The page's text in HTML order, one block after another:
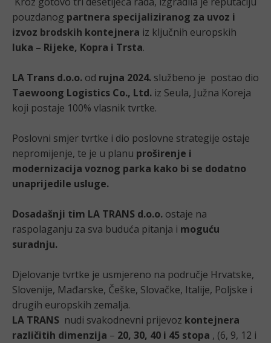
pouzdanog partnera specijaliziranog za uvoz i
izvoz brodskih kontejnera iz ključnih europskih
luka – Rijeke, Kopra i Trsta.
LA Trans d.o.o. od rujna 2024. službeno je postao dio
Taewoong Logistics Co., Ltd. iz Seula, Južna Koreja
koji postaje 100% vlasnik tvrtke.
Poslovni smjer tvrtke i dio poslovne strategije ostaje
nepromijenje, te je u planu proširenje i
modernizacija voznog parka kako bi se dodatno
unaprijedile usluge.
Dosadašnji tim LA TRANS d.o.o. ostaje na
raspolaganju za sva buduća pitanja i moguću
suradnju.
Djelovanje tvrtke je usmjereno na područje Hrvatske,
Slovenije, Mađarske, Češke, Slovačke, Italije, Poljske i
drugih europskih zemalja.
LA TRANS nudi svakodnevni prijevoz kontejnera
različitih dimenzija – 20, 30, 40 i 45 stopa , (6, 9, 12 i